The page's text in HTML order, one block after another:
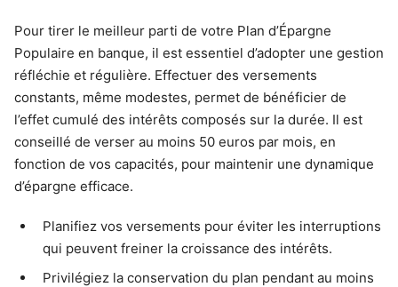
Pour tirer le meilleur parti de votre Plan d’Épargne
Populaire en banque, il est essentiel d’adopter une gestion
réfléchie et régulière. Effectuer des versements
constants, même modestes, permet de bénéficier de
l’effet cumulé des intérêts composés sur la durée. Il est
conseillé de verser au moins 50 euros par mois, en
fonction de vos capacités, pour maintenir une dynamique
d’épargne efficace.
Planifiez vos versements pour éviter les interruptions
qui peuvent freiner la croissance des intérêts.
Privilégiez la conservation du plan pendant au moins